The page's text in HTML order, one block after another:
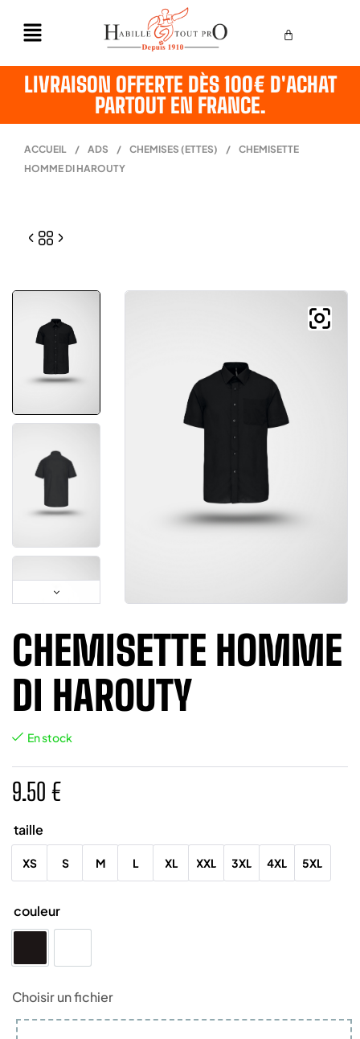
LIVRAISON OFFERTE DÈS 100€ D'ACHAT
PARTOUT EN FRANCE.
ACCUEIL / ADS / CHEMISES (ETTES) /
CHEMISETTE
HOMME DI HAROUTY
CHEMISETTE HOMME
DI HAROUTY
En stock
9.50 €
taille
XS S M L XL XXL 3XL 4XL 5XL
couleur
Choisir un fichier